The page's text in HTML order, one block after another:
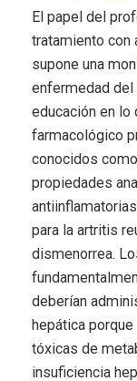
El papel del
tratamiento con
supone una
enfermedad del
educación en lo
farmacológico
conocidos
propiedades
para la artritis
dismenorrea.
deberían
hepática
tóxicas de
insuficiencia